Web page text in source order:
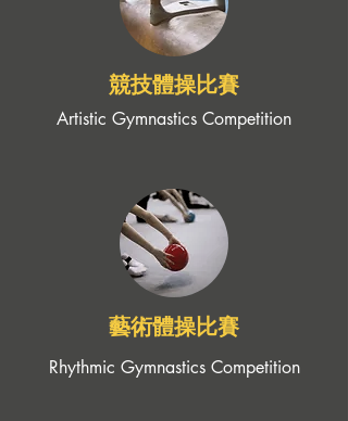
競技體操比賽
Artistic Gymnastics Competition
藝術體操比賽
Rhythmic Gymnastics Competition